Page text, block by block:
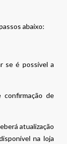
abaixo:
se é possível a
de
atualização
na loja